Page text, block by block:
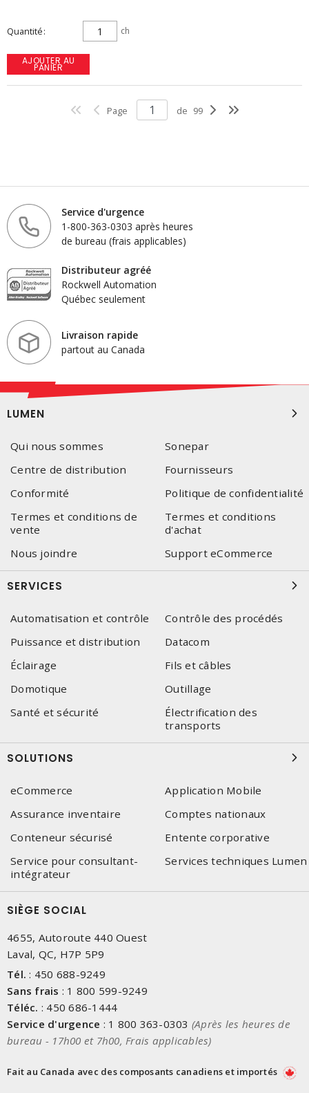
Quantité ch
AJOUTER AU
PANIER
Page de 99
Service d'urgence
1-800-363-0303 après heures
de bureau (frais applicables)
Distributeur agréé
Rockwell Automation
Québec seulement
Livraison rapide
partout au Canada
LUMEN
Qui nous sommes
Sonepar
Centre de distribution
Fournisseurs
Conformité
Politique de confidentialité
Termes et conditions de
vente
Termes et conditions
d'achat
Nous joindre
Support eCommerce
SERVICES
Automatisation et contrôle
Contrôle des procédés
Puissance et distribution
Datacom
Éclairage
Fils et câbles
Domotique
Outillage
Santé et sécurité
Électrification des
transports
SOLUTIONS
eCommerce
Application Mobile
Assurance inventaire
Comptes nationaux
Conteneur sécurisé
Entente corporative
Service pour consultant-
intégrateur
Services techniques Lumen
SIÈGE SOCIAL
4655, Autoroute 440 Ouest
Laval, QC, H7P 5P9
Tél. : 450 688-9249
Sans frais : 1 800 599-9249
Téléc. : 450 686-1444
Service d'urgence : 1 800 363-0303 (Après les heures de
bureau - 17h00 et 7h00, Frais applicables)
Fait au Canada avec des composants canadiens et importés